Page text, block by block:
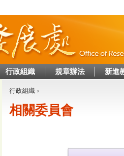
行政組織 規章辦法 新進
您在這裡
行政組織 ›
相關委員會